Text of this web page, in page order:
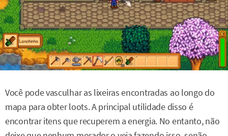
Você pode vasculhar as lixeiras encontradas ao longo do
mapa para obter loots. A principal utilidade disso é
encontrar itens que recuperem a energia. No entanto, não